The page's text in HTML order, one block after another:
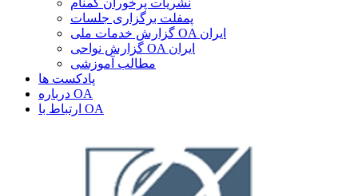
پمفلت برگزاری جلسات
گزارش خدمات ملی OA ایران
گزارش نواحی OA ایران
مطالب آموزشی
پادکست ها
درباره OA
ارتباط با OA